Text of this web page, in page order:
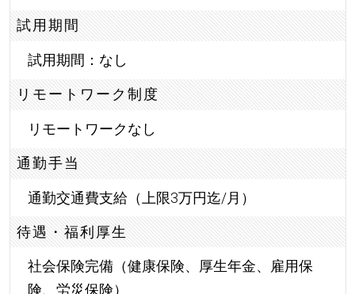
試用期間
試用期間：なし
リモートワーク制度
リモートワークなし
通勤手当
通勤交通費支給（上限3万円迄/月）
待遇・福利厚生
社会保険完備（健康保険、厚生年金、雇用保
険、労災保険）